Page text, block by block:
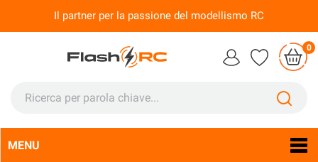
Il partner per la passione del modellismo RC
0
MENU
Lingua: